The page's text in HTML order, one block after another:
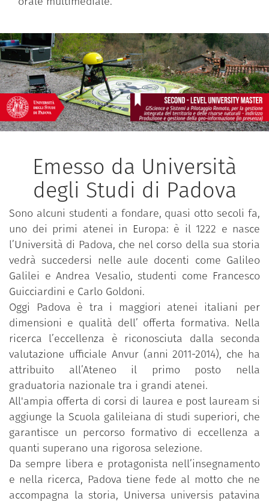
Emesso da Università
degli Studi di Padova
Sono alcuni studenti a fondare, quasi otto secoli fa,
uno dei primi atenei in Europa: è il 1222 e nasce
l’Università di Padova, che nel corso della sua storia
vedrà succedersi nelle aule docenti come Galileo
Galilei e Andrea Vesalio, studenti come Francesco
Guicciardini e Carlo Goldoni.
Oggi Padova è tra i maggiori atenei italiani per
dimensioni e qualità dell’ offerta formativa. Nella
ricerca l’eccellenza è riconosciuta dalla seconda
valutazione ufficiale Anvur (anni 2011-2014), che ha
attribuito all’Ateneo il primo posto nella
graduatoria nazionale tra i grandi atenei.
All'ampia offerta di corsi di laurea e post lauream si
aggiunge la Scuola galileiana di studi superiori, che
garantisce un percorso formativo di eccellenza a
quanti superano una rigorosa selezione.
Da sempre libera e protagonista nell’insegnamento
e nella ricerca, Padova tiene fede al motto che ne
accompagna la storia, Universa universis patavina